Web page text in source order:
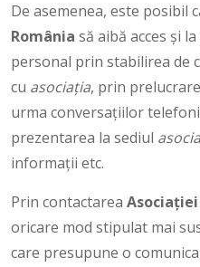
De asemenea, este posibil
România să aibă acces și
personal prin stabilirea de
cu asociația, prin
urma conversațiilor
prezentarea la sediul
informații etc.
Prin contactarea
oricare mod stipulat mai
care presupune o